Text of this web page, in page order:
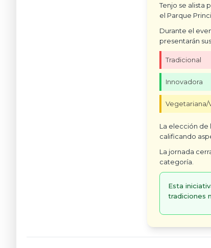
Tenjo se alista
el Parque
Durante el
presentarán
Tradicional
Innovadora
Vegetariana/
La elección de
calificando
La jornada
categoría.
Esta
tradiciones